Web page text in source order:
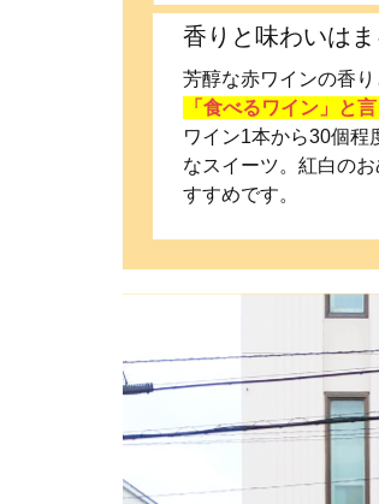
香りと味わいはま
芳醇な赤ワインの香
「食べるワイン」と
ワイン1本から30個程
なスイーツ。紅白の
すすめです。